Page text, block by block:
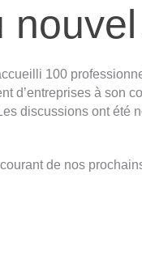
100
d’entreprises à son
discussions ont été
de nos